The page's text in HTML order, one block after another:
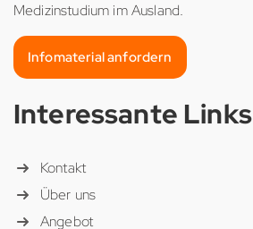
Medizinstudium im Ausland.
Infomaterial anfordern
Interessante Links
Kontakt
Über uns
Angebot